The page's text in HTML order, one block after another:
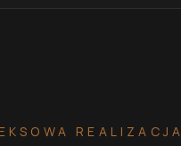
REALIZACJA